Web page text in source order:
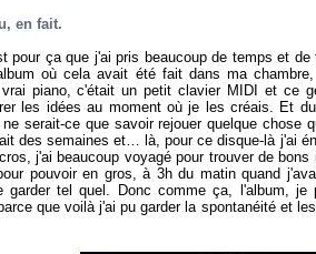
en fait.
ça que j'ai pris beaucoup de temps et de
où cela avait été fait dans ma
piano, c'était un petit clavier MIDI et ce
les idées au moment où je les créais. Et
serait-ce que savoir rejouer quelque chose
des semaines et… là, pour ce disque-là j'ai
j'ai beaucoup voyagé pour trouver de
pouvoir en gros, à 3h du matin quand
tel quel. Donc comme ça, l'album, je
que voilà j'ai pu garder la spontanéité et